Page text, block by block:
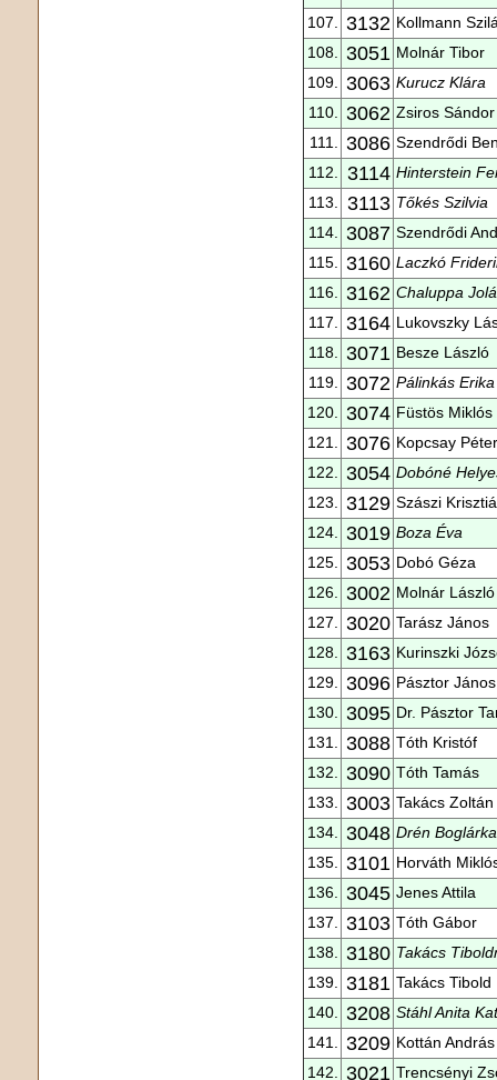
107.
3132 Kollmann
108.
3051 Molnár Tibor
109.
3063 Kurucz Klára
110.
3062 Zsiros Sándor
111.
3086 Szendrődi
112.
3114 Hinterstein
113.
3113 Tőkés Szilvia
114.
3087 Szendrődi
115.
3160 Laczkó
116.
3162 Chaluppa
117.
3164 Lukovszky
118.
3071 Besze László
119.
3072 Pálinkás Erika
120.
3074 Füstös Miklós
121.
3076 Kopcsay Péter
122.
3054 Dobóné
123.
3129 Szászi
124.
3019 Boza Éva
125.
3053 Dobó Géza
126.
3002 Molnár László
127.
3020 Tarász János
128.
3163 Kurinszki
129.
3096 Pásztor János
130.
3095 Dr. Pásztor
131.
3088 Tóth Kristóf
132.
3090 Tóth Tamás
133.
3003 Takács Zoltán
134.
3048 Drén Boglárka
135.
3101 Horváth
136.
3045 Jenes Attila
137.
3103 Tóth Gábor
138.
3180 Takács
139.
3181 Takács Tibold
140.
3208 Stáhl Anita
141.
3209 Kottán András
142.
3021 Trencsényi